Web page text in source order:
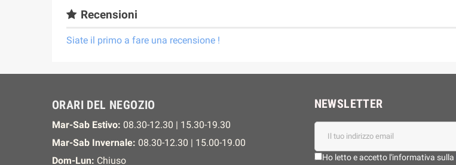
Recensioni
Siate il primo a fare una recensione !
ORARI DEL NEGOZIO
Mar-Sab Estivo: 08.30-12.30 | 15.30-19.30
Mar-Sab Invernale: 08.30-12.30 | 15.00-19.00
Dom-Lun: Chiuso
NEWSLETTER
Ho letto e accetto l'informativa sulla